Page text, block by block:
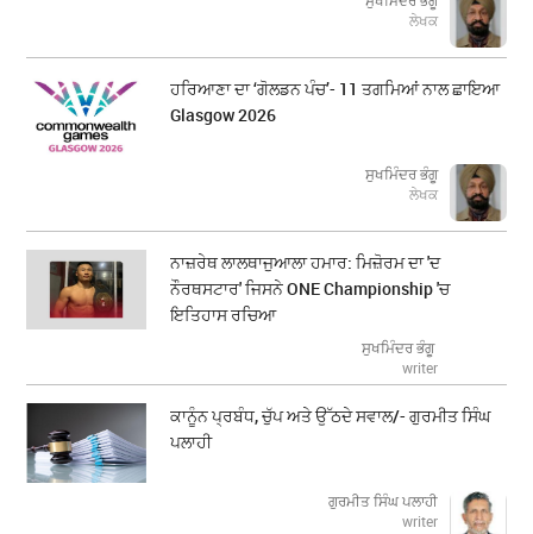
ਲੇਖਕ
ਹਰਿਆਣਾ ਦਾ ‘ਗੋਲਡਨ ਪੰਚ’- 11 ਤਗਮਿਆਂ ਨਾਲ ਛਾਇਆ
Glasgow 2026
ਸੁਖਮਿੰਦਰ ਭੰਗੂ
ਲੇਖਕ
ਨਾਜ਼ਰੇਥ ਲਾਲਥਾਜੁਆਲਾ ਹਮਾਰ: ਮਿਜ਼ੋਰਮ ਦਾ 'ਦ
ਨੌਰਥਸਟਾਰ' ਜਿਸਨੇ ONE Championship 'ਚ
ਇਤਿਹਾਸ ਰਚਿਆ
ਸੁਖਮਿੰਦਰ ਭੰਗੂ
writer
ਕਾਨੂੰਨ ਪ੍ਰਬੰਧ, ਚੁੱਪ ਅਤੇ ਉੱਠਦੇ ਸਵਾਲ/- ਗੁਰਮੀਤ ਸਿੰਘ
ਪਲਾਹੀ
ਗੁਰਮੀਤ ਸਿੰਘ ਪਲਾਹੀ
writer